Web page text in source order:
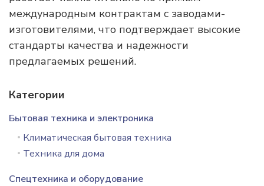
международным контрактам с заводами-
изготовителями, что подтверждает высокие
стандарты качества и надежности
предлагаемых решений.
Категории
Бытовая техника и электроника
Климатическая бытовая техника
Техника для дома
Спецтехника и оборудование